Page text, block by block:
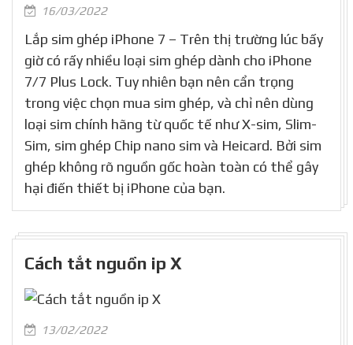
16/03/2022
Lắp sim ghép iPhone 7 – Trên thị trường lúc bấy
giờ có rấy nhiều loại sim ghép dành cho iPhone
7/7 Plus Lock. Tuy nhiên bạn nên cẩn trọng
trong việc chọn mua sim ghép, và chỉ nên dùng
loại sim chính hãng từ quốc tế như X-sim, Slim-
Sim, sim ghép Chip nano sim và Heicard. Bởi sim
ghép không rõ nguồn gốc hoàn toàn có thể gây
hại điến thiết bị iPhone của bạn.
Cách tắt nguồn ip X
13/02/2022